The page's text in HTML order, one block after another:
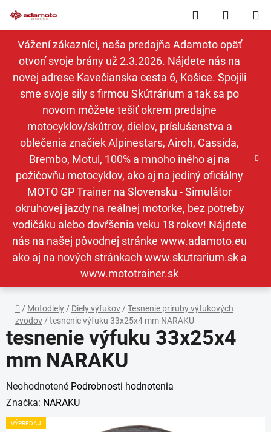
na
obsah
Vážení zákazníci, naša predajňa Adamoto opäť
otvorí svoje brány už 2.3.2026. Nájdete nás na
novej adrese Kavečianska cesta 6, Košice. Spojili
sme svoje sily s firmou Skútrárium a tak sa po
novom môžete tešiť okrem predajne
motocyklov/skútrov, dielov, príslušenstva a
oblečenia značiek Alpinestars, Airoh, Cassida,
Brembo, Motul, 100% a mnoho iného aj na
požičovňu motocyklov, ako aj na jediný oficiálny
MOTO GP Trainer na Slovensku - Simulátor
okruhovej jazdy na reálnej motorke, bez potreby
vodičáku alebo dovŕšenia veku 18 rokov! Nájdete
nás na našej pôvodnej stránke www.adamoto.eu
ako aj na nových stránkach www.skutrarium.sk a
www.mototrainer.sk
Hľadať
KOŠÍK
Domov
/ Motodiely / Diely výfukov / Tesnenie príruby výfukových
zvodov / tesnenie výfuku 33x25x4 mm NARAKU
tesnenie výfuku 33x25x4
mm NARAKU
Priemerné
hodnotenie
produktu
Neohodnotené Podrobnosti hodnotenia
Značka: NARAKU
VÝPREDAJ